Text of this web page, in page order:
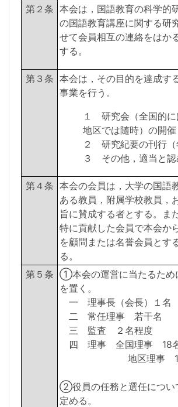
第２条 本会は，国語教育の科学的
の国語教育講座に関する研
せて会員相互の連絡をはか
する。
第３条 本会は，その目的を達成す
事業を行う。
１ 研究会（全国的に
地区では随時）の開催
２ 研究紀要の刊行（
３ その他，適当と認
第４条 本会の会員は，大学の国語
ある教員，附属学校教員，
旨に賛成する者とする。ま
特に貢献した会員で本会か
を顧問または名誉会員とす
る。
第５条 ①本会の運営に当たるため
を置く。
一 理事長（会長）１名
二 常任理事 若干名
三 監査 ２名程度
四 理事 全国理事 18
地区理事 18
②役員の任務と選任につい
定める。